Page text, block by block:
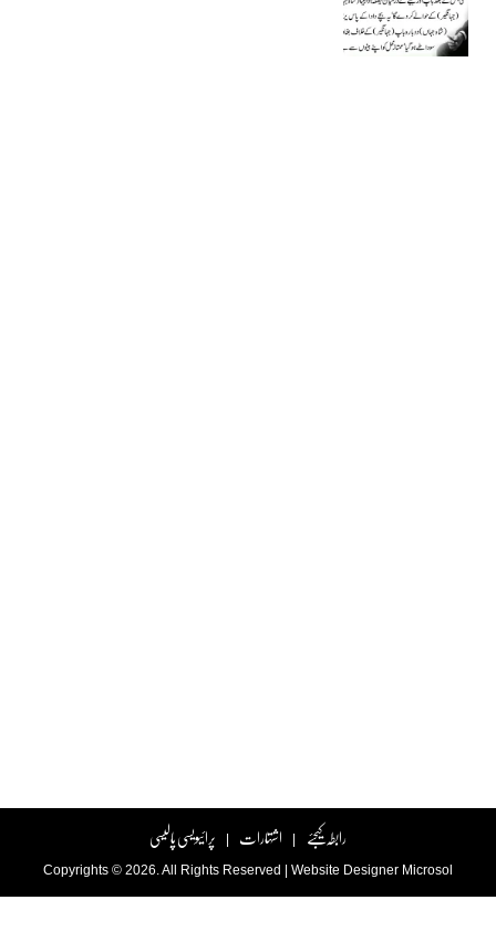
رابطہ کیجئے | اشتہارات | پرائیویسی پالیسی
Copyrights © 2026. All Rights Reserved | Website Designer Microsol